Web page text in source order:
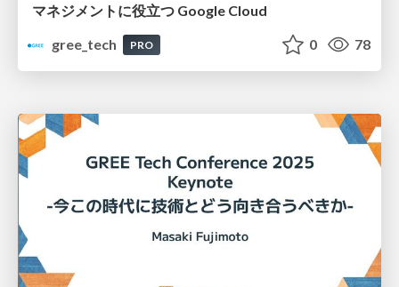
マネジメントに役立つ Google Cloud
gree_tech
PRO 0 78